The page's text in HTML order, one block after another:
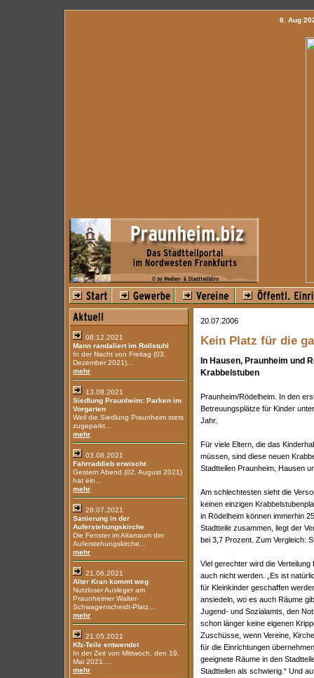
8. Aug
08.12.2021
Mann randaliert im Rollstuhl
In der Nacht von Freitag (03.
Dezember 2021)...
mehr
13.08.2021
Siedlung Praunheim: Parken im
Vorgarten
Weil die Siedlung Praunheim stets
zugeparkt...
mehr
03.08.2021
Fahrraddieb erwischt
Gestern Abend (02. August 2021)
hat ein...
mehr
28.07.2021
Sanierung in der
Auferstehungskirche
Die Fenster im Altarraum der
Auferstehungskirche...
mehr
21.06.2021
Alter Kran kommt weg
Nutzloser Ausleger am
Praunheimer Walter-
Schwagenscheidt-Platz...
mehr
21.05.2021
Kfz-Teile entwendet
In der Zeit von Mittwoch, den 19.
Mai 2021,...
mehr
20.07.2006
Kein Platz für die
In Hausen, Praunheim und
Krabbelstuben
Praunheim/Rödelheim. In den
Betreuungsplätze für Kinder
Jahr.
Für viele Eltern, die das
müssen, sind diese neuen
Stadtteilen Praunheim, Hausen
Am schlechtesten sieht die
keinen einzigen
in Rödelheim können immerhin
Stadtteile zusammen, liegt der
bei 3,7 Prozent. Zum Vergleich:
Viel gerechter wird die
auch nicht werden. „Es ist
für Kleinkinder geschaffen
ansiedeln, wo es auch Räume
Jugend- und Sozialamts, den
schon länger keine eigenen
Zuschüsse, wenn Vereine,
für die Einrichtungen
geeignete Räume in den
Stadtteilen als schwierig.“ Und